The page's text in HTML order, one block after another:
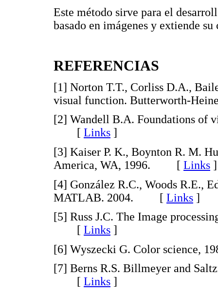
Este método sirve para el
basado en imágenes y extiende
REFERENCIAS
[1] Norton T.T., Corliss D.A.,
visual function. Butterworth-
[2] Wandell B.A. Foundations of
[ Links ]
[3] Kaiser P. K., Boynton R. M.
America, WA, 1996. [ Links ]
[4] González R.C., Woods R.E.,
MATLAB. 2004. [ Links ]
[5] Russ J.C. The Image
[ Links ]
[6] Wyszecki G. Color
[7] Berns R.S. Billmeyer and
[ Links ]